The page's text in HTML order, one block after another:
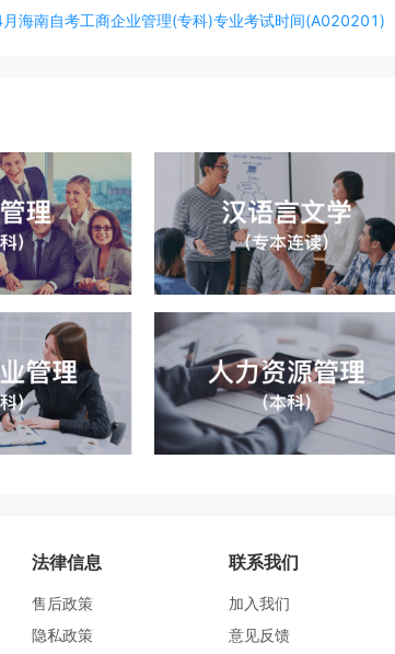
海南自考工商企业管理(专科)专业考试时间(A020201)
法律信息
售后政策
隐私政策
联系我们
加入我们
意见反馈